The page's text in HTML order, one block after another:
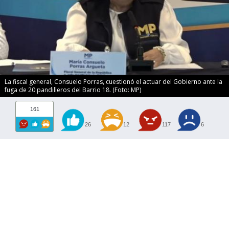
La fiscal general, Consuelo Porras, cuestionó el actuar del Gobierno ante la
fuga de 20 pandilleros del Barrio 18. (Foto: MP)
161
26 12 117 6